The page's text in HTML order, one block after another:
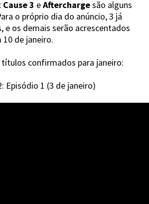
3 eAfterchargesão alguns
o próprio dia do anúncio, 3 já
e os demais serão acrescentados
de janeiro.
títulos confirmados para janeiro:
Episódio 1 (3 de janeiro)